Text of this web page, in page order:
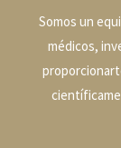
Somos un
médicos,